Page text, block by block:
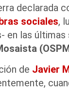
declarada
sociales,
las últimas
de Javier